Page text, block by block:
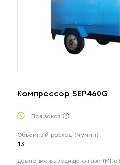
Компрессор SEP460G
Под заказ
Объемный расход (м³/мин)
13
Давление выходящего газа (МПа)